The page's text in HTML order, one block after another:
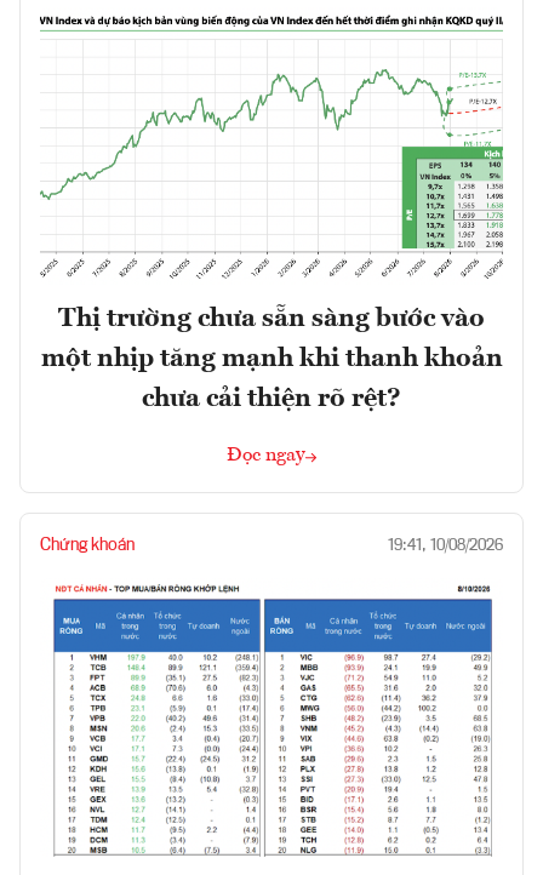
Thị trường chưa sẵn sàng bước vào
một nhịp tăng mạnh khi thanh khoản
chưa cải thiện rõ rệt?
Đọc ngay
Chứng khoán 19:41, 10/08/2026